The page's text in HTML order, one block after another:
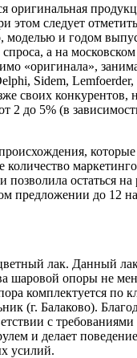
следует
моделью и годом
а на
«оригинала»,
Sidem,
своих конкурентов,
2 до 5% (в
количество
позволила остаться
предложении до 12
лак. Данный
шаровой опоры не
комплектуется по
(г. Балаково).
с требованиями
и делает
усилий.